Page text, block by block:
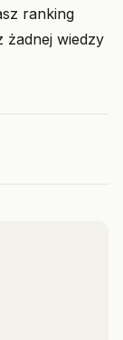
ranking
żadnej wiedzy